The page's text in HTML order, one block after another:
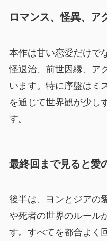
ロマンス、怪異、ア
本作は甘い恋愛だけで
怪退治、前世因縁、ア
います。特に序盤はミ
を通じて世界観が少し
す。
最終回まで見ると愛
後半は、ヨンとジアの
や死者の世界のルール
す。すべてを都合よく